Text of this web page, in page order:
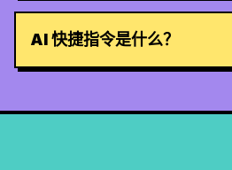
AI 快捷指令是什么？